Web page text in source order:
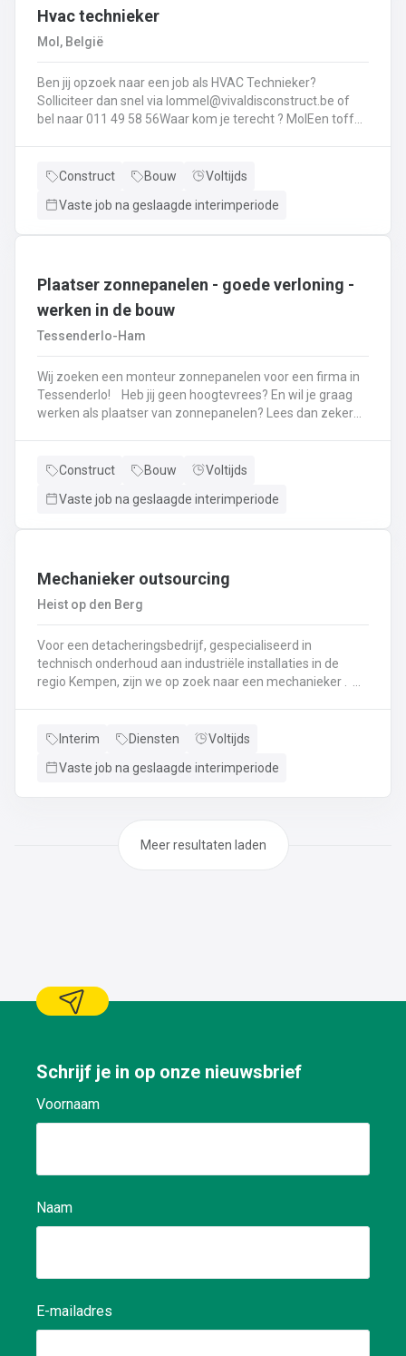
Hvac technieker
Mol, België
Ben jij opzoek naar een job als HVAC Technieker?
Solliciteer dan snel via lommel@vivaldisconstruct.be of
bel naar 011 49 58 56Waar kom je terecht ? MolEen toffe
verwarmingsketel (gas en mazout + onderhoud
sanitaire toestellenventilatiebadkamers plaatsen
Construct Bouw
Voltijds
Vaste job na geslaagde interimperiode
Plaatser zonnepanelen - goede verloning -
werken in de bouw
Tessenderlo-Ham
Wij zoeken een monteur zonnepanelen voor een firma in
Tessenderlo! Heb jij geen hoogtevrees? En wil je graag
werken als plaatser van zonnepanelen? Lees dan zeker
dan 10 jaar ervaring. Als je nog geen ervaring hebt met
interne opleiding! Interesse? bel naar 011495856 of mail
Construct Bouw
Voltijds
Vaste job na geslaagde interimperiode
Mechanieker outsourcing
Heist op den Berg
Voor een detacheringsbedrijf, gespecialiseerd in
technisch onderhoud aan industriële installaties in de
regio Kempen, zijn we op zoek naar een mechanieker .
mechanisch onderhoud aan industriële installatiesHet
productiemachines continu kunnen blijven draaienHet
boutverbindingen,..De revisie van de nodige onderdelen
Interim Diensten
Voltijds
Vaste job na geslaagde interimperiode
Meer resultaten laden
Schrijf je in op onze nieuwsbrief
Voornaam
Naam
E-mailadres